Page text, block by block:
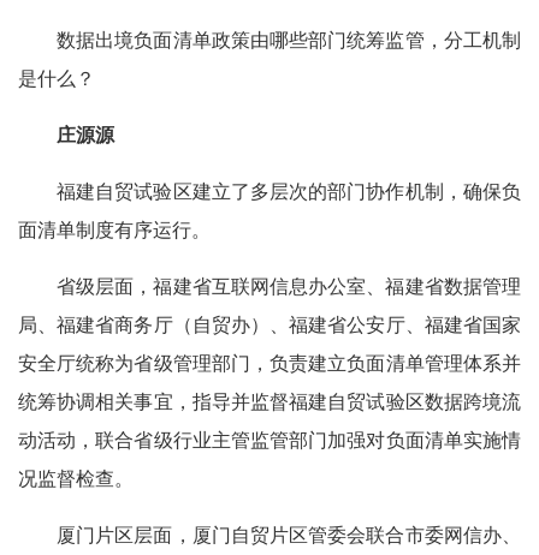
数据出境负面清单政策由哪些部门统筹监管，分工机制
是什么？
庄源源
福建自贸试验区建立了多层次的部门协作机制，确保负
面清单制度有序运行。
省级层面，福建省互联网信息办公室、福建省数据管理
局、福建省商务厅（自贸办）、福建省公安厅、福建省国家
安全厅统称为省级管理部门，负责建立负面清单管理体系并
统筹协调相关事宜，指导并监督福建自贸试验区数据跨境流
动活动，联合省级行业主管监管部门加强对负面清单实施情
况监督检查。
厦门片区层面，厦门自贸片区管委会联合市委网信办、